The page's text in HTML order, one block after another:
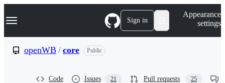
k
p
Navigation Menu Sign in
Appearance
settings
openWB / core Public
Code Issues 21 Pull requests 25